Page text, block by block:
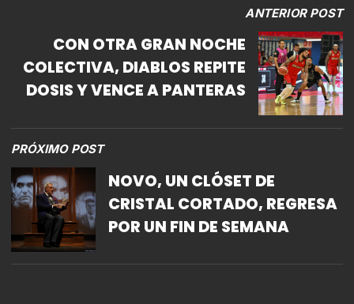
ANTERIOR POST
CON OTRA GRAN NOCHE
COLECTIVA, DIABLOS REPITE
DOSIS Y VENCE A PANTERAS
PRÓXIMO POST
NOVO, UN CLÓSET DE
CRISTAL CORTADO, REGRESA
POR UN FIN DE SEMANA